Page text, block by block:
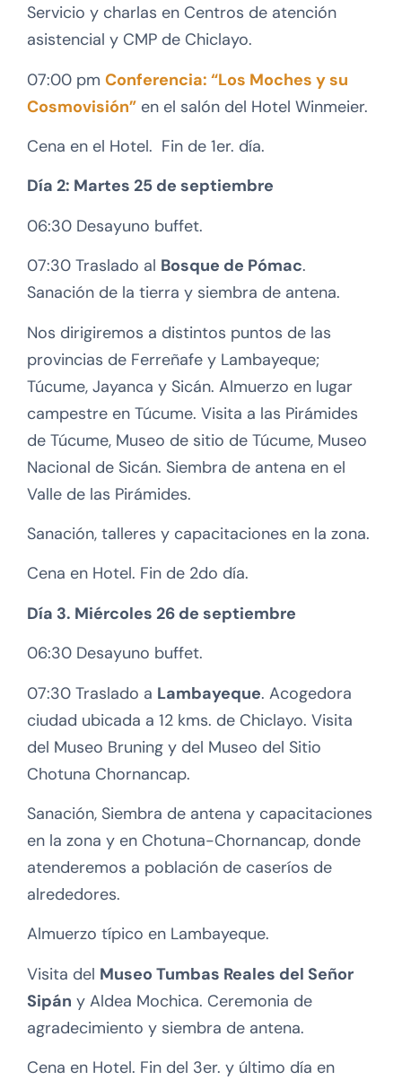
Servicio y charlas en Centros de atención
asistencial y CMP de Chiclayo.
07:00 pm Conferencia: “Los Moches y su
Cosmovisión” en el salón del Hotel Winmeier.
Cena en el Hotel. Fin de 1er. día.
Día 2: Martes 25 de septiembre
06:30 Desayuno buffet.
07:30 Traslado al Bosque de Pómac.
Sanación de la tierra y siembra de antena.
Nos dirigiremos a distintos puntos de las
provincias de Ferreñafe y Lambayeque;
Túcume, Jayanca y Sicán. Almuerzo en lugar
campestre en Túcume. Visita a las Pirámides
de Túcume, Museo de sitio de Túcume, Museo
Nacional de Sicán. Siembra de antena en el
Valle de las Pirámides.
Sanación, talleres y capacitaciones en la zona.
Cena en Hotel. Fin de 2do día.
Día 3. Miércoles 26 de septiembre
06:30 Desayuno buffet.
07:30 Traslado a Lambayeque. Acogedora
ciudad ubicada a 12 kms. de Chiclayo. Visita
del Museo Bruning y del Museo del Sitio
Chotuna Chornancap.
Sanación, Siembra de antena y capacitaciones
en la zona y en Chotuna-Chornancap, donde
atenderemos a población de caseríos de
alrededores.
Almuerzo típico en Lambayeque.
Visita del Museo Tumbas Reales del Señor
Sipán y Aldea Mochica. Ceremonia de
agradecimiento y siembra de antena.
Cena en Hotel. Fin del 3er. y último día en